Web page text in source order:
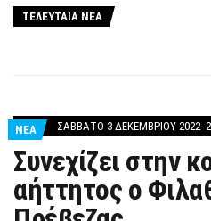
ΤΕΛΕΥΤΑΙΑ ΝΕΑ
ΝΕΑ ΣΆΒΒΑΤΟ 3 ΔΕΚΕΜΒΡΊΟΥ 2022 -
Συνεχίζει στην
αήττητος ο